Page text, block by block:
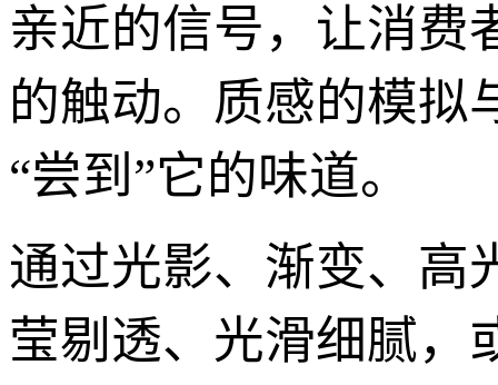
亲近的信号，让消费
的触动。质感的模拟
“尝到”它的味道。
通过光影、渐变、高
莹剔透、光滑细腻，